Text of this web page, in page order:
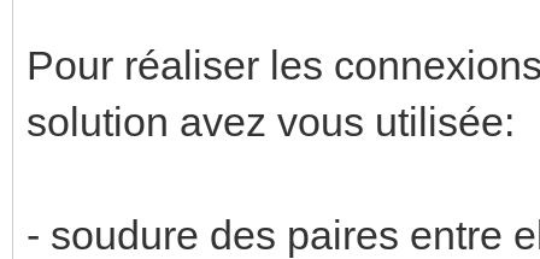
Pour réaliser les
solution avez vous utilisée:
- soudure des paires entre